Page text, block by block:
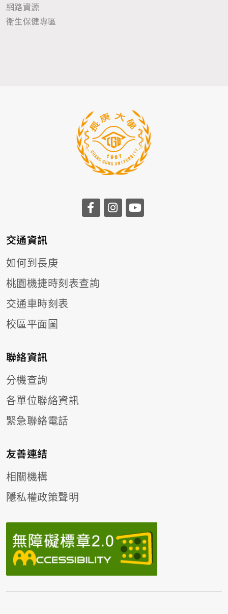
網路資源
衛生保健專區
前往長庚大學facebook
前往長庚大學
交通資訊
如何到長庚
桃園機捷時刻表查詢
交通車時刻表
校區平面圖
聯絡資訊
分機查詢
各單位聯絡資訊
緊急聯絡電話
友善連結
相關機構
隱私權政策聲明